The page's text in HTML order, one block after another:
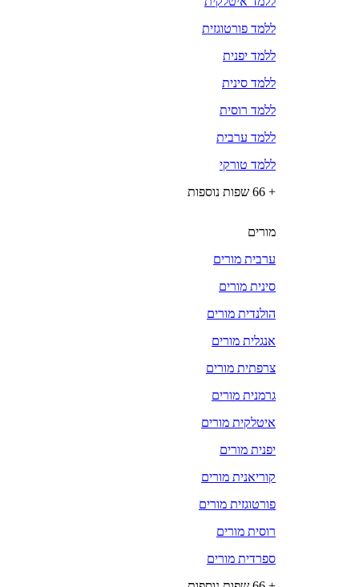
ללמד פורטוגזית
ללמד יפנית
ללמד סינית
ללמד רוסית
ללמד ערבית
ללמד טורקי
+ 66 שפות נוספות
מורים
ערבית מורים
סינית מורים
הולנדית מורים
אנגלית מורים
צרפתית מורים
גרמנית מורים
איטלקית מורים
יפנית מורים
קוריאנית מורים
פורטוגזית מורים
רוסית מורים
ספרדית מורים